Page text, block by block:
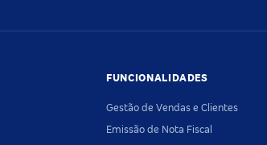
FUNCIONALIDADES
Gestão de Vendas e Clientes
Emissão de Nota Fiscal